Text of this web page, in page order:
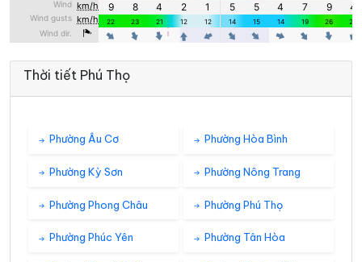
Thời tiết Phú Thọ
Phường Âu Cơ Phường Hòa Bình
Phường Kỳ Sơn Phường Nông Trang
Phường Phong Châu Phường Phú Thọ
Phường Phúc Yên Phường Tân Hòa